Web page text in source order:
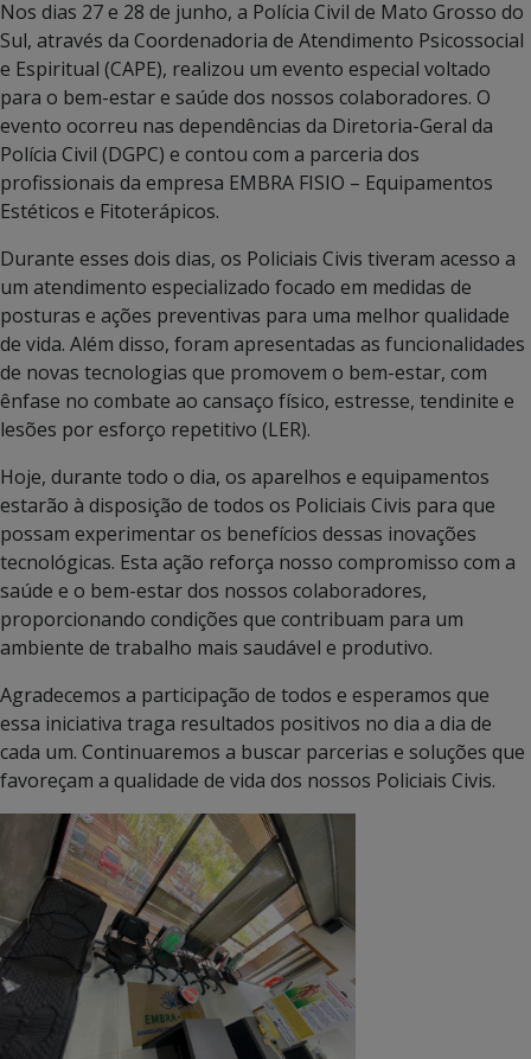
Nos dias 27 e 28 de junho, a Polícia Civil de Mato Grosso do
Sul, através da Coordenadoria de Atendimento Psicossocial
e Espiritual (CAPE), realizou um evento especial voltado
para o bem-estar e saúde dos nossos colaboradores. O
evento ocorreu nas dependências da Diretoria-Geral da
Polícia Civil (DGPC) e contou com a parceria dos
profissionais da empresa EMBRA FISIO – Equipamentos
Estéticos e Fitoterápicos.
Durante esses dois dias, os Policiais Civis tiveram acesso a
um atendimento especializado focado em medidas de
posturas e ações preventivas para uma melhor qualidade
de vida. Além disso, foram apresentadas as funcionalidades
de novas tecnologias que promovem o bem-estar, com
ênfase no combate ao cansaço físico, estresse, tendinite e
lesões por esforço repetitivo (LER).
Hoje, durante todo o dia, os aparelhos e equipamentos
estarão à disposição de todos os Policiais Civis para que
possam experimentar os benefícios dessas inovações
tecnológicas. Esta ação reforça nosso compromisso com a
saúde e o bem-estar dos nossos colaboradores,
proporcionando condições que contribuam para um
ambiente de trabalho mais saudável e produtivo.
Agradecemos a participação de todos e esperamos que
essa iniciativa traga resultados positivos no dia a dia de
cada um. Continuaremos a buscar parcerias e soluções que
favoreçam a qualidade de vida dos nossos Policiais Civis.